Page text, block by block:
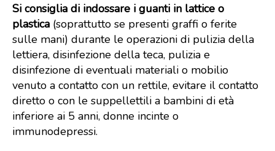
Si consiglia di indossare i guanti in lattice o
plastica (soprattutto se presenti graffi o ferite
sulle mani) durante le operazioni di pulizia della
lettiera, disinfezione della teca, pulizia e
disinfezione di eventuali materiali o mobilio
venuto a contatto con un rettile, evitare il contatto
diretto o con le suppellettili a bambini di età
inferiore ai 5 anni, donne incinte o
immunodepressi.